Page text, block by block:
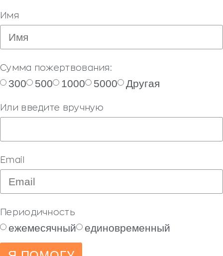
Имя
Сумма пожертвования:
300 500 1000 5000 Другая
Или введите вручную
Email
Периодичность
ежемесячный единовременный